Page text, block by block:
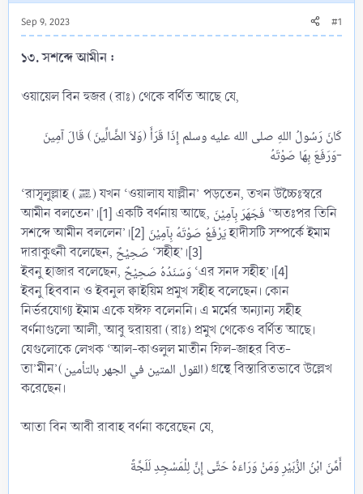
Sep 9, 2023 #1
১৩. সশব্দে আমীন :
ওয়ায়েল বিন হুজর (রাঃ) থেকে বর্ণিত আছে যে,
كَانَ رَسُولُ اللهِ صلى الله عليه وسلم إِذَا قَرَأَ (وَلاَ الضَّالِّينَ) قَالَ آمِينَ
وَرَفَعَ بِهَا صَوْتَهُ-​
‘রাসূলুল্লাহ (ﷺ) যখন ‘ওয়ালায যাল্লীন’ পড়তেন, তখন উচ্চৈঃস্বরে
আমীন বলতেন’।[1] একটি বর্ণনায় আছে, فَجَهَرَ بِآمِيْنَ ‘অতঃপর তিনি
সশব্দে আমীন বললেন’।[2] يَرْفَعُ صَوْتَهُ بِآمِيْنَ হাদীসটি সম্পর্কে ইমাম
দারাকুৎনী বলেছেন, صَحِيْحٌ ‘সহীহ’।[3]
ইবনু হাজার বলেছেন, وَسَنَدُهُ صَحِيْحٌ ‘এর সনদ সহীহ’।[4]
ইবনু হিববান ও ইবনুল ক্বাইয়িম প্রমুখ সহীহ বলেছেন। কোন
নির্ভরযোগ্য ইমাম একে যঈফ বলেননি। এ মর্মের অন্যান্য সহীহ
বর্ণনাগুলো আলী, আবু হুরায়রা (রাঃ) প্রমুখ থেকেও বর্ণিত আছে।
যেগুলোকে লেখক ‘আল-কাওলুল মাতীন ফিল-জাহর বিত-
তা’মীন’(القول المتين في الجهر بالتأمين) গ্রন্থে বিস্তারিতভাবে উল্লেখ
করেছেন।
আতা বিন আবী রাবাহ বর্ণনা করেছেন যে,